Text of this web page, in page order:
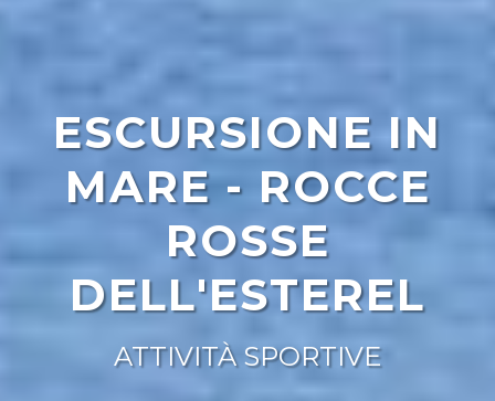
ESCURSIONE IN
MARE - ROCCE
ROSSE
DELL'ESTEREL
ATTIVITÀ SPORTIVE